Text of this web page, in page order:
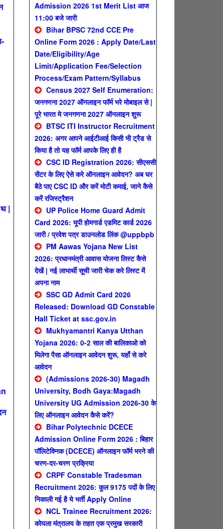
|
Admission 2026 1st Merit List आज
11:00 बजे जारी
Bihar BPSC 72nd CCE Pre
Online Form 2026 : Apply Date/Last
Date/Eligibility/Age
Limit/Application Fee/Selection
Process/Exam Pattern/Syllabus
Census 2027 Self Enumeration:
जनगणना 2027 ऑनलाइन फॉर्म भरे मोबाइल से |
पूरे भारत मे जनगणना 2027 ऑनलाइन शुरू
BTSC ITI Instructor Recruitment
2026: अगर आपने आईटीआई किसी भी ट्रैड से
किया है तो यह फॉर्म आपके लिए ही है
CSC ID Registration 2026: सीएससी
सेंटर के लिए ऐसे करे ऑनलाइन आवेदन? अब घर
बैठे पाए CSC ID और करें मोटी कमाई, जाने कैसे
करें रजिस्ट्रैशन
UP Police Home Guard Admit
Card 2026: यूपी होमगार्ड एडमिट कार्ड 2026
जारी / प्रवेश पत्र डाउनलोड लिंक @uppbpb
PM Aawas Yojana New List
2026: प्रधानमंत्री आवास योजना लिस्ट कैसे
देखें | नई लाभार्थी सूची जारी चेक करे लिस्ट में
अपना नाम
SSC GD Admit Card 2026
Released: Download GD Constable
Hall Ticket at ssc.gov.in
Mukhyamantri Kanya Utthan
Yojana 2026: 0-2 साल की बालिकाओ को
मिलेगा पैसा ऑनलाइन आवेदन शुरू, यहाँ से करे
आवेदन
(Admissions 2026-30) Magadh
University, Bodh Gaya:Magadh
University UG Admission 2026-30 के
लिए ऑनलाइन आवेदन कैसे करें?
Bihar Polytechnic DCECE
Admission Online Form 2026 : बिहार
पॉलिटेक्निक (DCECE) ऑनलाइन फॉर्म भरने की
चरण-दर-चरण प्रक्रिया
CRPF Constable Tradesman
Recruitment 2026: कुल 9175 पदों के लिए
निकाली गई है ये भर्ती Apply Online
NCL Trainee Recruitment 2026:
कोयला मंत्रालय के तहत एक प्रमुख सरकारी